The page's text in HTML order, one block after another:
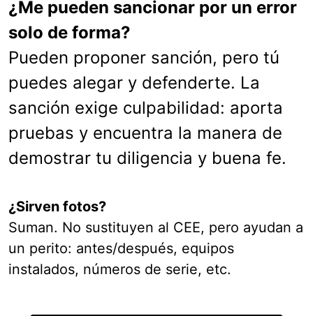
¿Me pueden sancionar por un error
solo de forma?
Pueden proponer sanción, pero tú
puedes alegar y defenderte. La
sanción exige culpabilidad: aporta
pruebas y encuentra la manera de
demostrar tu diligencia y buena fe.
¿Sirven fotos?
Suman. No sustituyen al CEE, pero ayudan a
un perito: antes/después, equipos
instalados, números de serie, etc.